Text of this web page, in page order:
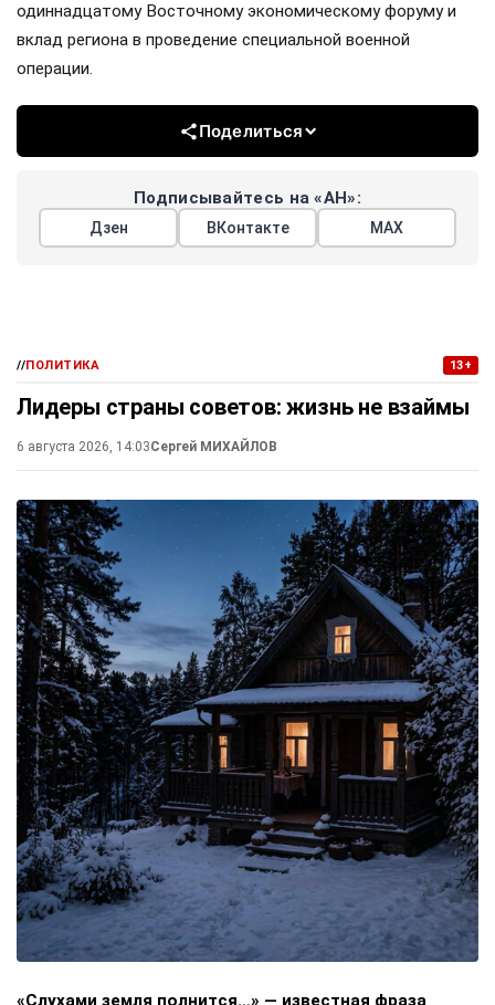
одиннадцатому Восточному экономическому форуму и
вклад региона в проведение специальной военной
операции.
Поделиться
Подписывайтесь на «АН»:
Дзен ВКонтакте МАХ
//ПОЛИТИКА 13+
Лидеры страны советов: жизнь не взаймы
6 августа 2026, 14:03Сергей МИХАЙЛОВ
«Слухами земля полнится…» — известная фраза